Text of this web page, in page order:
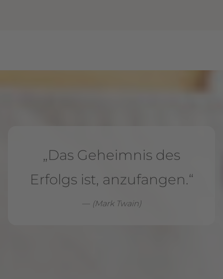
„Das Geheimnis des
Erfolgs ist, anzufangen.“
— (Mark Twain)